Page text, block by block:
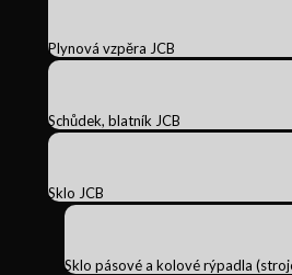
Plynová vzpěra JCB
Schůdek, blatník JCB
Sklo JCB
Sklo pásové a kolové rýpadla